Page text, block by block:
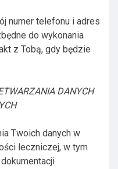
numer telefonu i adres
do wykonania
z Tobą, gdy będzie
DANYCH
Twoich danych w
leczniczej, w tym